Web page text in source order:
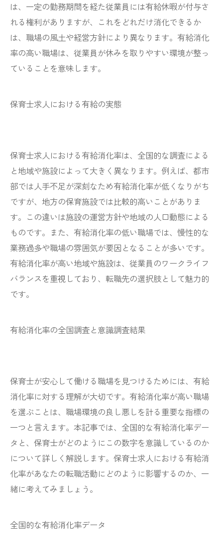
は、一定の勤務期間を経た従業員には有給休暇が付与さ
れる権利がありますが、これをどれだけ消化できるか
は、職場の風土や経営方針により異なります。有給消化
率の高い職場は、従業員が休みを取りやすい環境が整っ
ていることを意味します。
保育士求人における有給の実態
保育士求人における有給消化率は、全国的な調査による
と地域や施設によって大きく異なります。例えば、都市
部では人手不足が深刻なため有給消化率が低くなりがち
ですが、地方の保育施設では比較的高いことがありま
す。この違いは施設の運営方針や地域の人口動態による
ものです。また、有給消化率の低い職場では、慢性的な
業務過多や職場の雰囲気が要因となることが多いです。
有給消化率が高い地域や施設は、従業員のワークライフ
バランスを重視しており、転職先の選択肢として魅力的
です。
有給消化率の全国調査と意識調査結果
保育士が安心して働ける職場を見つけるためには、有給
消化率に対する理解が大切です。有給消化率が高い職場
を選ぶことは、職場環境の良し悪しを計る重要な指標の
一つと言えます。本記事では、全国的な有給消化率デー
タと、保育士がどのようにこの数字を意識しているのか
について詳しく解説します。保育士求人における有給消
化率があなたの転職活動にどのように影響するのか、一
緒に考えてみましょう。
全国的な有給消化率データ